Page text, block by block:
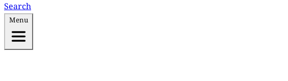
Search
Menu